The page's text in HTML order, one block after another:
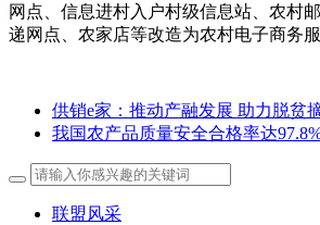
网点、信息进村入户村级信息站、农村
递网点、农家店等改造为农村电子商务服
供销e家：推动产融发展 助力脱贫
我国农产品质量安全合格率达
联盟风采